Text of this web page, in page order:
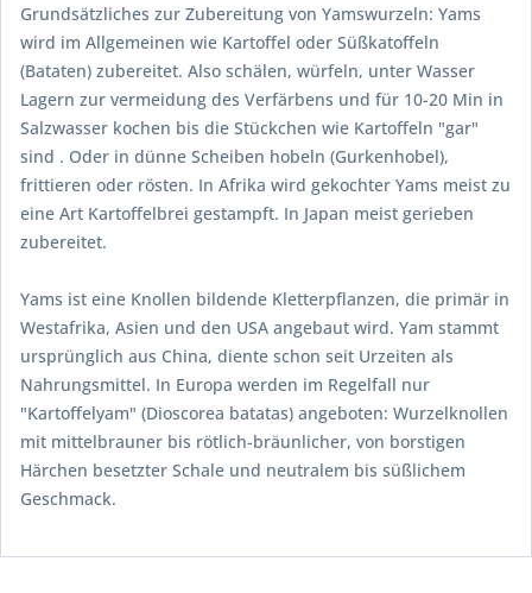
Grundsätzliches zur Zubereitung von Yamswurzeln: Yams
wird im Allgemeinen wie Kartoffel oder Süßkatoffeln
(Bataten) zubereitet. Also schälen, würfeln, unter Wasser
Lagern zur vermeidung des Verfärbens und für 10-20 Min in
Salzwasser kochen bis die Stückchen wie Kartoffeln "gar"
sind . Oder in dünne Scheiben hobeln (Gurkenhobel),
frittieren oder rösten. In Afrika wird gekochter Yams meist zu
eine Art Kartoffelbrei gestampft. In Japan meist gerieben
zubereitet.
Yams ist eine Knollen bildende Kletterpflanzen, die primär in
Westafrika, Asien und den USA angebaut wird. Yam stammt
ursprünglich aus China, diente schon seit Urzeiten als
Nahrungsmittel. In Europa werden im Regelfall nur
"Kartoffelyam" (Dioscorea batatas) angeboten: Wurzelknollen
mit mittelbrauner bis rötlich-bräunlicher, von borstigen
Härchen besetzter Schale und neutralem bis süßlichem
Geschmack.